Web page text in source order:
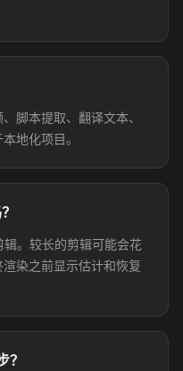
脚本提取、翻译文本、
地化项目。
。较长的剪辑可能会花
染之前显示估计和恢复